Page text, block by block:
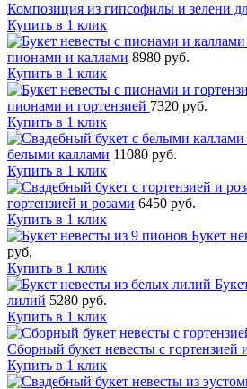
Композиция из гипсофилы и зелени
Купить в 1 клик
пионами и каллами 8980 руб.
Купить в 1 клик
пионами и гортензией 7320 руб.
Купить в 1 клик
белыми каллами 11080 руб.
Купить в 1 клик
гортензией и розами 6450 руб.
Купить в 1 клик
Букет
руб.
Купить в 1 клик
лилий 5280 руб.
Купить в 1 клик
Сборный букет невесты с гортензией
Купить в 1 клик